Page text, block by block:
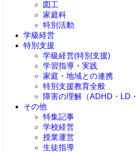
図工
家庭科
特別活動
学級経営
特別支援
学級経営(特別支援)
学習指導・実践
家庭・地域との連携
特別支援教育全般
障害の理解（ADHD・LD・
その他
特集記事
学校経営
授業運営
生徒指導